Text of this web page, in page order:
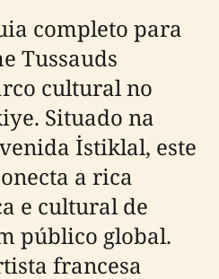
completo para
Tussauds
cultural no
Situado na
İstiklal, este
a rica
e cultural de
público global.
francesa